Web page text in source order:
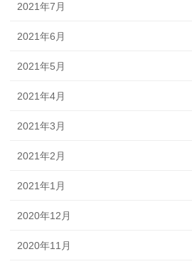
2021年7月
2021年6月
2021年5月
2021年4月
2021年3月
2021年2月
2021年1月
2020年12月
2020年11月